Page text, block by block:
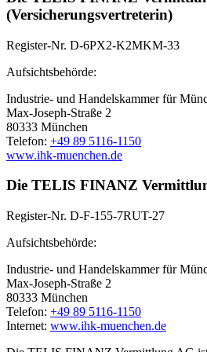
(Versicherungsvertreterin)
Register-Nr. D-6PX2-K2MKM-33
Aufsichtsbehörde:
Industrie- und Handelskammer für
Max-Joseph-Straße 2
80333 München
Telefon: +49 89 5116-1150
www.ihk-muenchen.de
Die TELIS FINANZ
Register-Nr. D-F-155-7RUT-27
Aufsichtsbehörde:
Industrie- und Handelskammer für
Max-Joseph-Straße 2
80333 München
Telefon: +49 89 5116-1150
Internet: www.ihk-muenchen.de